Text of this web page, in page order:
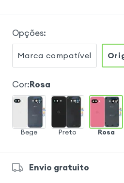
Opções:
Marca compatível
Cor:Rosa
Bege Preto Rosa
Envio gratuito